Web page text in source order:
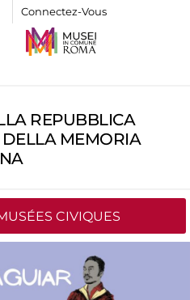
Connectez-Vous
REPUBBLICA
MEMORIA
CIVIQUES